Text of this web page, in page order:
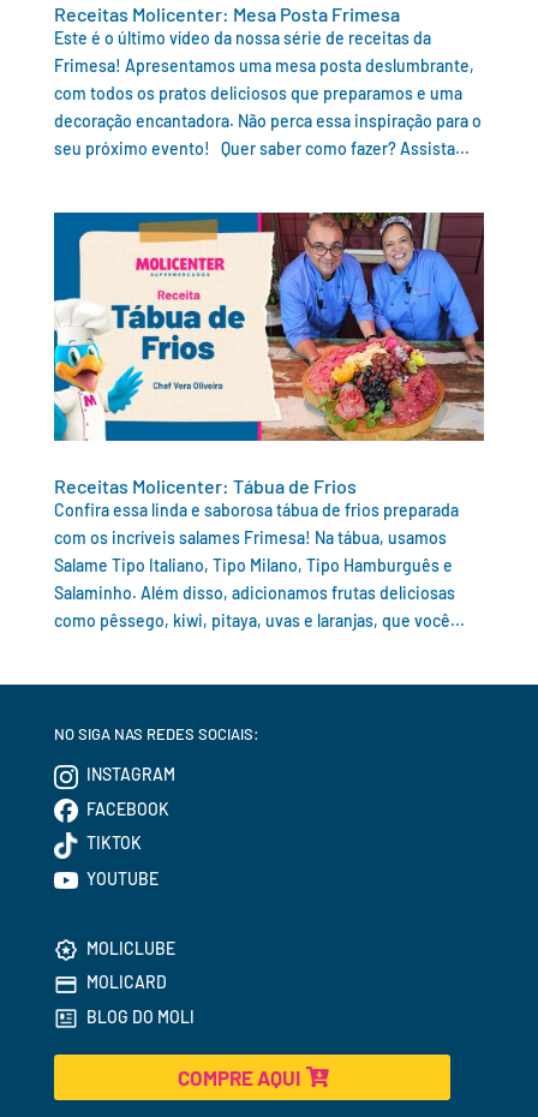
Receitas Molicenter: Mesa Posta Frimesa
Este é o último vídeo da nossa série de receitas da
Frimesa! Apresentamos uma mesa posta deslumbrante,
com todos os pratos deliciosos que preparamos e uma
decoração encantadora. Não perca essa inspiração para o
seu próximo evento! Quer saber como fazer? Assista...
Receitas Molicenter: Tábua de Frios
Confira essa linda e saborosa tábua de frios preparada
com os incríveis salames Frimesa! Na tábua, usamos
Salame Tipo Italiano, Tipo Milano, Tipo Hamburguês e
Salaminho. Além disso, adicionamos frutas deliciosas
como pêssego, kiwi, pitaya, uvas e laranjas, que você...
NO SIGA NAS REDES SOCIAIS:
INSTAGRAM
FACEBOOK
TIKTOK
YOUTUBE
MOLICLUBE
MOLICARD
BLOG DO MOLI
COMPRE AQUI